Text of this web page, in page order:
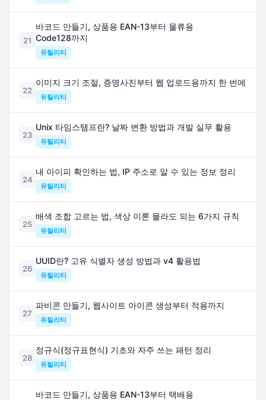
21
바코드 만들기, 상품용 EAN-13부터 물류용
Code128까지
유틸리티
22
이미지 크기 조절, 증명사진부터 웹 업로드용까지 한 번에
유틸리티
23
Unix 타임스탬프란? 날짜 변환 방법과 개발 실무 활용
유틸리티
24
내 아이피 확인하는 법, IP 주소로 알 수 있는 정보 정리
유틸리티
25
배색 조합 고르는 법, 색상 이론 몰라도 되는 6가지 규칙
유틸리티
26
UUID란? 고유 식별자 생성 방법과 v4 활용법
유틸리티
27
파비콘 만들기, 웹사이트 아이콘 생성부터 적용까지
유틸리티
28
정규식(정규표현식) 기초와 자주 쓰는 패턴 정리
유틸리티
바코드 만들기, 상품용 EAN-13부터 택배용